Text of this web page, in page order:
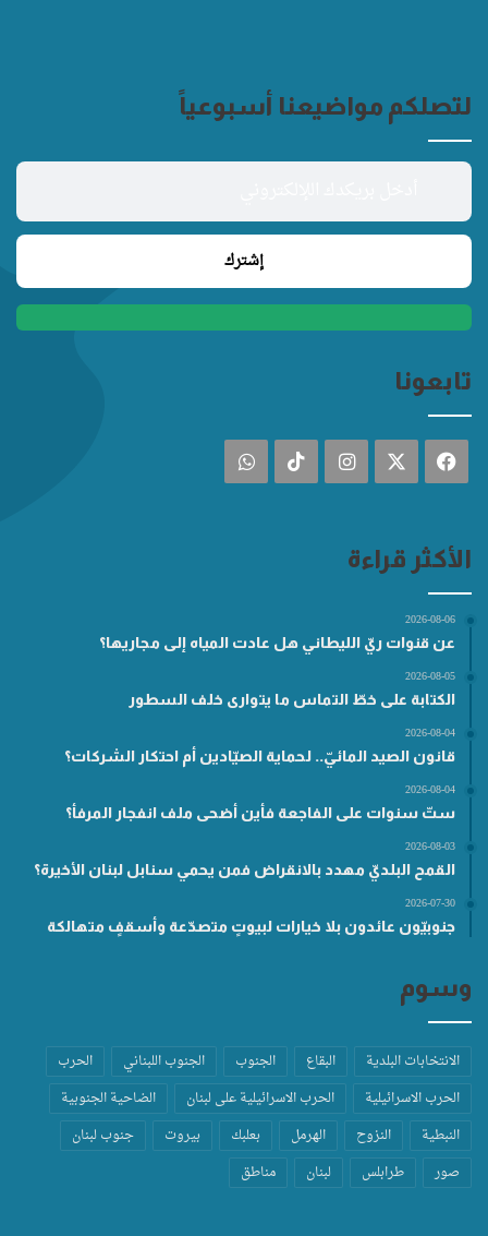
لتصلكم مواضيعنا أسبوعياً
تابعونا
فيسبوك انستقرام ‫TikTokواتساب
الأكثر قراءة
2026-08-06
عن قنوات ريّ الليطاني هل عادت المياه إلى مجاريها؟
2026-08-05
الكتابة على خطّ التماس ما يتوارى خلف السطور
2026-08-04
قانون الصيد المائيّ.. لحماية الصيّادين أم احتكار الشركات؟
2026-08-04
ستّ سنوات على الفاجعة فأين أضحى ملف انفجار المرفأ؟
2026-08-03
القمح البلديّ مهدد بالانقراض فمن يحمي سنابل لبنان الأخيرة؟
2026-07-30
جنوبيّون عائدون بلا خيارات لبيوتٍ متصدّعة وأسقفٍ متهالكة
وسوم
الانتخابات البلدية البقاع الجنوب الجنوب اللبناني
الحرب
الحرب الاسرائيلية
الحرب الاسرائيلية على لبنان
الضاحية الجنوبية
النبطية
النزوح الهرمل بعلبك بيروت
جنوب لبنان
صور
طرابلس لبنان مناطق